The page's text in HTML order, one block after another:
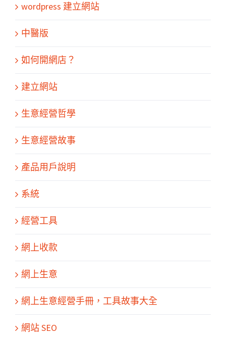
wordpress 建立網站
中醫版
如何開網店？
建立網站
生意經營哲學
生意經營故事
產品用戶說明
系統
經營工具
網上收款
網上生意
網上生意經營手冊，工具故事大全
網站 SEO
關於我們